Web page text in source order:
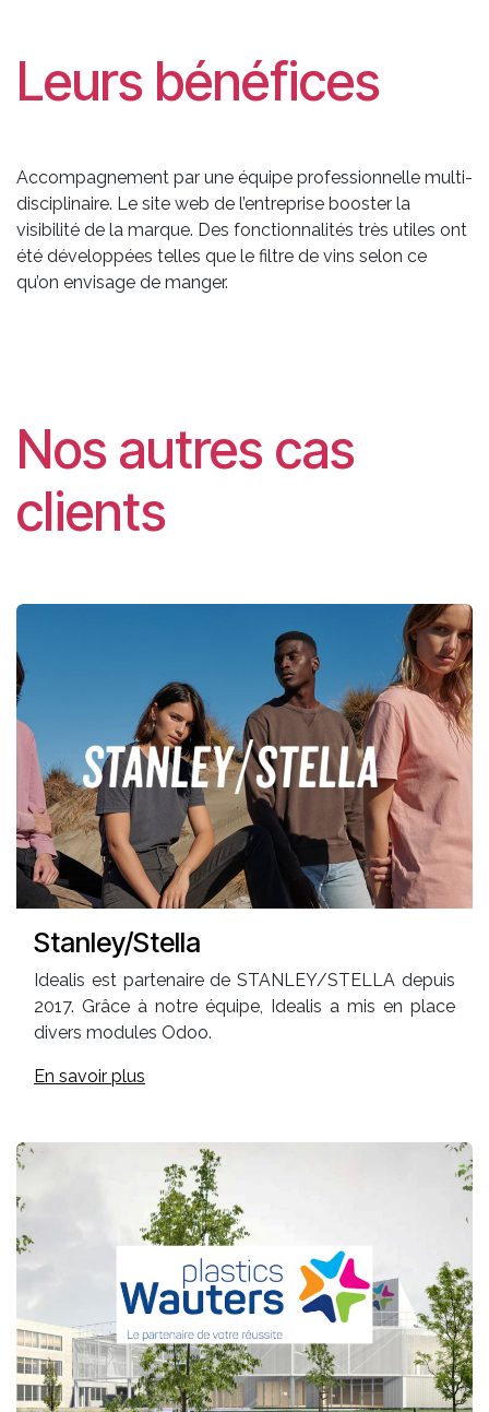
Leurs bénéfices
Accompagnement par une équipe professionnelle multi-
disciplinaire. Le site web de l’entreprise booster la
visibilité de la marque. Des fonctionnalités très utiles ont
été développées telles que le filtre de vins selon ce
qu’on envisage de manger.
Nos autres cas
clients
Stanley/Stella
Idealis est partenaire de STANLEY/STELLA depuis
2017. Grâce à notre équipe, Idealis a mis en place
divers modules Odoo.
En savoir plus